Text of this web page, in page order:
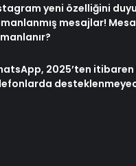
yeni özelliğini
mesajlar!
2025’ten itibaren